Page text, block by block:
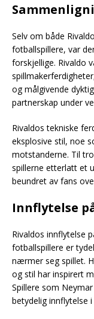
Selv om både
fotballspillere, var
forskjellige. Rivaldo
og målgivende
partnerskap under
Rivaldos tekniske
eksplosive stil, noe
motstanderne. Til
spillerne etterlatt et
beundret av fans
Innflytelse
Rivaldos innflytelse
fotballspillere er
nærmer seg spillet.
og stil har inspirert
Spillere som
betydelig innflytelse